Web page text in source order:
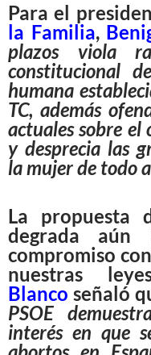
Para el
la Familia,
plazos viola
constitucional
humana
TC, además
actuales sobre
y desprecia las
la mujer de todo
La propuesta
degrada
compromiso
nuestras
Blanco señaló
PSOE
interés en que